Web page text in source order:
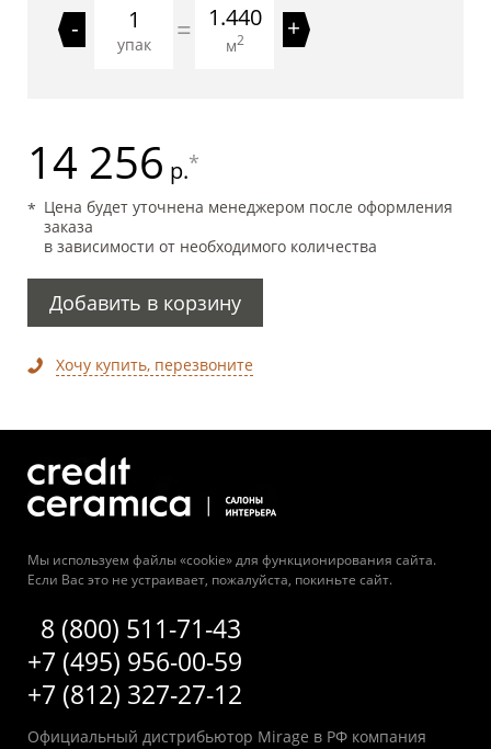
-
упак = 1.440
м2 +
14 256 р.*
Цена будет уточнена менеджером после оформления
заказа
в зависимости от необходимого количества
Добавить в корзину
Хочу купить, перезвоните
Мы используем файлы «cookie» для функционирования сайта.
Если Вас это не устраивает, пожалуйста, покиньте сайт.
8 (800) 511-71-43
+7 (495) 956-00-59
+7 (812) 327-27-12
Официальный дистрибьютор Mirage в РФ компания